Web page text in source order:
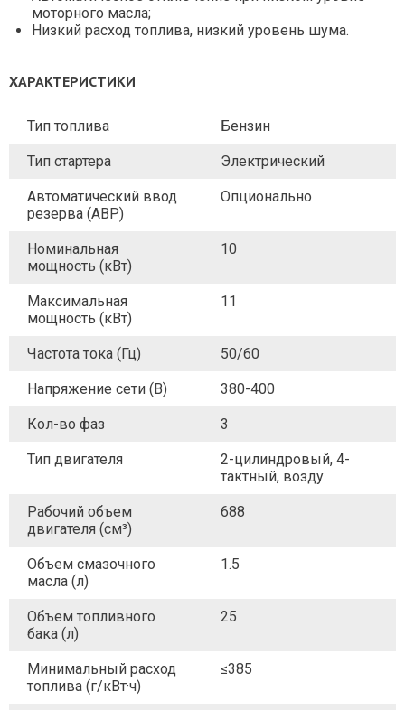
моторного масла;
Низкий расход топлива, низкий уровень шума.
ХАРАКТЕРИСТИКИ
Тип топлива Бензин
Тип стартера Электрический
Автоматический ввод
резерва (АВР)
Опционально
Номинальная
мощность (кВт)
10
Максимальная
мощность (кВт)
11
Частота тока (Гц) 50/60
Напряжение сети (В) 380-400
Кол-во фаз 3
Тип двигателя
2-цилиндровый, 4-
тактный, возду
Рабочий объем
двигателя (см³)
688
Объем смазочного
масла (л)
1.5
Объем топливного
бака (л)
25
Минимальный расход
топлива (г/кВт·ч)
≤385